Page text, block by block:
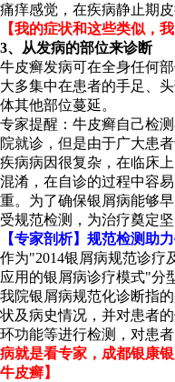
痛痒感觉，在疾病静止期
【我的症状和这些类似，
3、从发病的部位来诊断
牛皮癣发病可在全身任何
大多集中在患者的手足、
体其他部位蔓延。
专家提醒：牛皮癣自己检
院就诊，但是由于广大患
疾病病因很复杂，在临床
混淆，在自诊的过程中容
重。为了确保银屑病能够
受规范检测，为治疗奠定坚
【专家剖析】规范检测助
作为"2014银屑病规范诊疗
应用的银屑病诊疗模式"分
我院银屑病规范化诊断指
状及病史情况，并对患者
环功能等进行检测，对患
病就是看专家，成都银康
牛皮癣】